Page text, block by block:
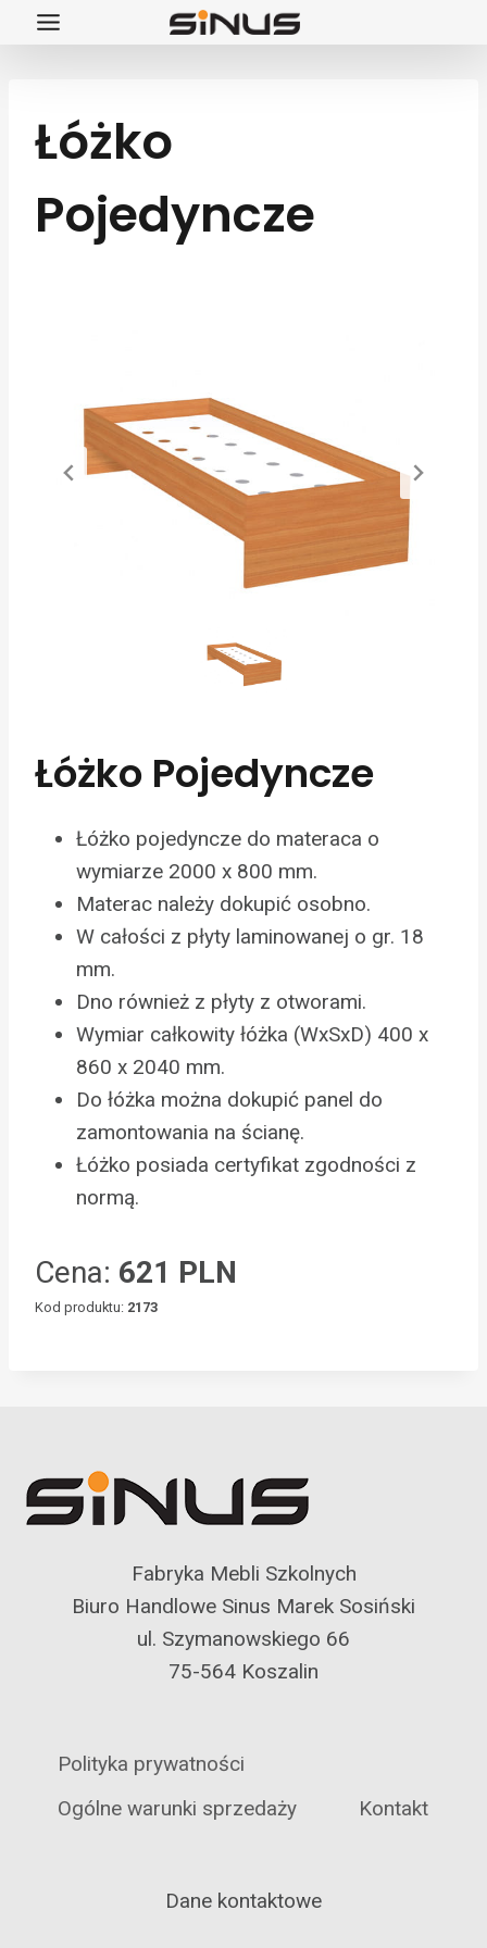
Przejdź
Łóżko
Pojedyncze
Łóżko Pojedyncze
Łóżko pojedyncze do materaca o
wymiarze 2000 x 800 mm.
Materac należy dokupić osobno.
W całości z płyty laminowanej o gr. 18
mm.
Dno również z płyty z otworami.
Wymiar całkowity łóżka (WxSxD) 400 x
860 x 2040 mm.
Do łóżka można dokupić panel do
zamontowania na ścianę.
Łóżko posiada certyfikat zgodności z
normą.
Cena: 621 PLN
Kod produktu: 2173
Fabryka Mebli Szkolnych
Biuro Handlowe Sinus Marek Sosiński
ul. Szymanowskiego 66
75-564 Koszalin
Polityka prywatności
Ogólne warunki sprzedaży
Kontakt
Dane kontaktowe